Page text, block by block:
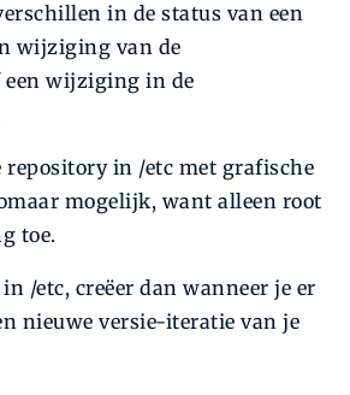
in de status van een
wijziging van de
een wijziging in de
repository in /etc met grafische
mogelijk, want alleen root
toe.
/etc, creëer dan wanneer je er
nieuwe versie-iteratie van je